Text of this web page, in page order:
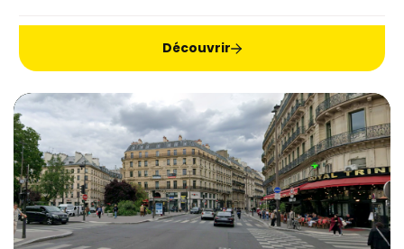
Découvrir